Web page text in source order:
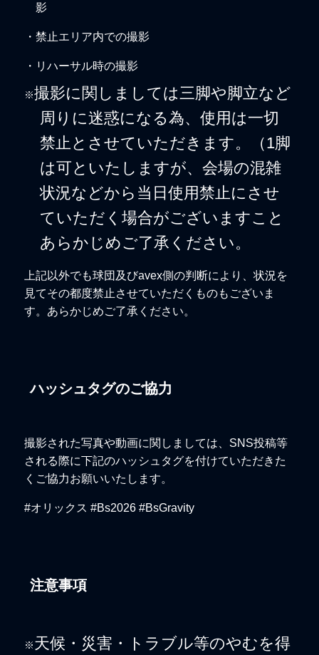
影
・禁止エリア内での撮影
・リハーサル時の撮影
※撮影に関しましては三脚や脚立など
周りに迷惑になる為、使用は一切
禁止とさせていただきます。（1脚
は可といたしますが、会場の混雑
状況などから当日使用禁止にさせ
ていただく場合がございますこと
あらかじめご了承ください。
上記以外でも球団及びavex側の判断により、状況を
見てその都度禁止させていただくものもございま
す。あらかじめご了承ください。
ハッシュタグのご協力
撮影された写真や動画に関しましては、SNS投稿等
される際に下記のハッシュタグを付けていただきた
くご協力お願いいたします。
#オリックス #Bs2026 #BsGravity
注意事項
※天候・災害・トラブル等のやむを得